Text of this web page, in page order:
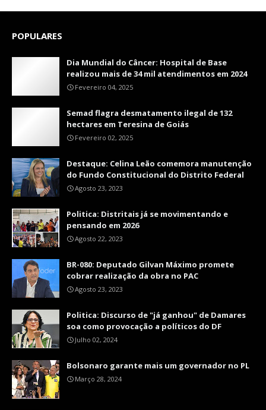
POPULARES
Dia Mundial do Câncer: Hospital de Base
realizou mais de 34 mil atendimentos em 2024
Fevereiro 04, 2025
Semad flagra desmatamento ilegal de 132
hectares em Teresina de Goiás
Fevereiro 02, 2025
Destaque: Celina Leão comemora manutenção
do Fundo Constitucional do Distrito Federal
Agosto 23, 2023
Politica: Distritais já se movimentando e
pensando em 2026
Agosto 22, 2023
BR-080: Deputado Gilvan Máximo promete
cobrar realização da obra no PAC
Agosto 23, 2023
Politica: Discurso de "já ganhou" de Damares
soa como provocação a políticos do DF
Julho 02, 2024
Bolsonaro garante mais um governador no PL
Março 28, 2024